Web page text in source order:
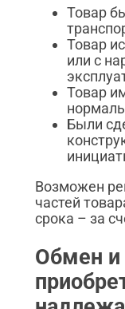
Товар
Товар
или с
Товар
Были
Возможен
частей
срока – за
Обмен и